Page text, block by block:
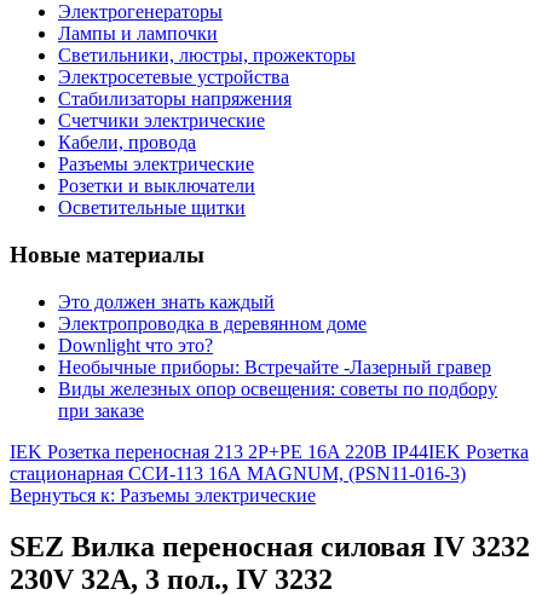
Электрогенераторы
Лампы и лампочки
Светильники, люстры, прожекторы
Электросетевые устройства
Стабилизаторы напряжения
Счетчики электрические
Кабели, провода
Разъемы электрические
Розетки и выключатели
Осветительные щитки
Новые материалы
Это должен знать каждый
Электропроводка в деревянном доме
Downlight что это?
Необычные приборы: Встречайте -Лазерный гравер
Виды железных опор освещения: советы по подбору
при заказе
IEK Розетка переносная 213 2P+PE 16A 220В IP44IEK Розетка
стационарная ССИ-113 16А MAGNUM, (PSN11-016-3)
Вернуться к: Разъемы электрические
SEZ Вилка переносная силовая IV 3232
230V 32А, 3 пол., IV 3232